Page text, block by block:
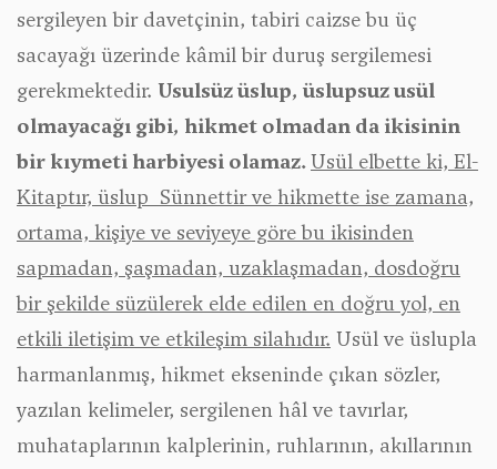
sergileyen bir davetçinin, tabiri caizse bu üç
sacayağı üzerinde kâmil bir duruş sergilemesi
gerekmektedir. Usulsüz üslup, üslupsuz usül
olmayacağı gibi, hikmet olmadan da ikisinin
bir kıymeti harbiyesi olamaz.Usül elbette ki, El-
Kitaptır, üslup Sünnettir ve hikmette ise zamana,
ortama, kişiye ve seviyeye göre bu ikisinden
sapmadan, şaşmadan, uzaklaşmadan, dosdoğru
bir şekilde süzülerek elde edilen en doğru yol, en
etkili iletişim ve etkileşim silahıdır. Usül ve üslupla
harmanlanmış, hikmet ekseninde çıkan sözler,
yazılan kelimeler, sergilenen hâl ve tavırlar,
muhataplarının kalplerinin, ruhlarının, akıllarının